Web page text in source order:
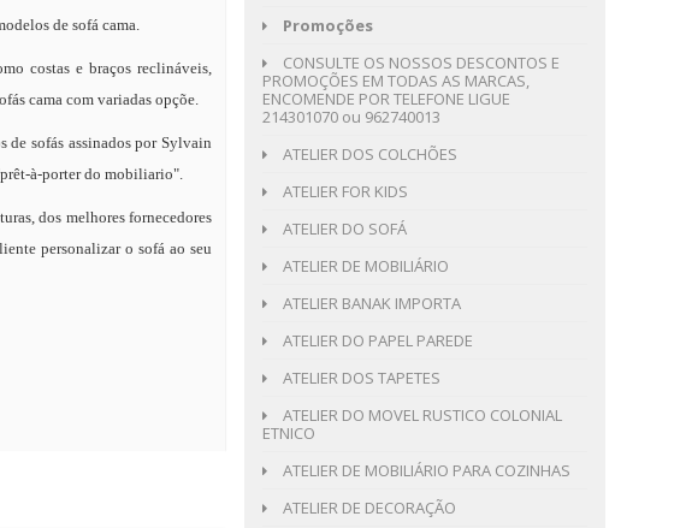
de sofá cama.
costas e braços reclináveis,
cama com variadas opçõe.
de sofás assinados por Sylvain
à-porter do mobiliario".
dos melhores fornecedores
personalizar o sofá ao seu
Promoções
CONSULTE OS NOSSOS DESCONTOS E
PROMOÇÕES EM TODAS AS MARCAS,
ENCOMENDE POR TELEFONE LIGUE
214301070 ou 962740013
ATELIER DOS COLCHÕES
ATELIER FOR KIDS
ATELIER DO SOFÁ
ATELIER DE MOBILIÁRIO
ATELIER BANAK IMPORTA
ATELIER DO PAPEL PAREDE
ATELIER DOS TAPETES
ATELIER DO MOVEL RUSTICO COLONIAL
ETNICO
ATELIER DE MOBILIÁRIO PARA COZINHAS
ATELIER DE DECORAÇÃO